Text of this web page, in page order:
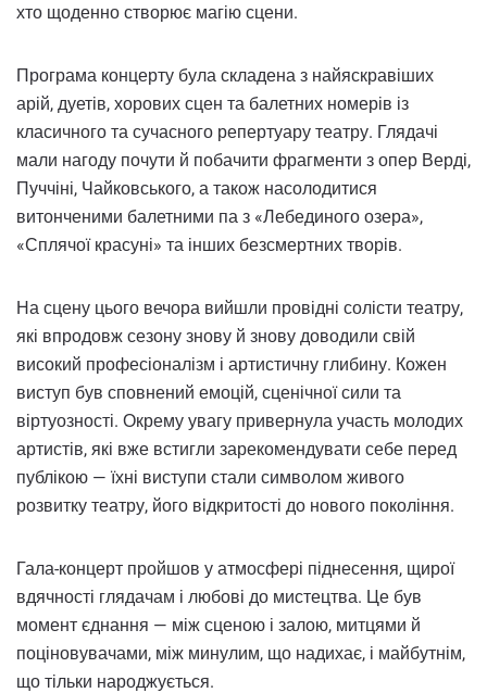
хто щоденно створює магію сцени.
Програма концерту була складена з найяскравіших
арій, дуетів, хорових сцен та балетних номерів із
класичного та сучасного репертуару театру. Глядачі
мали нагоду почути й побачити фрагменти з опер Верді,
Пуччіні, Чайковського, а також насолодитися
витонченими балетними па з «Лебединого озера»,
«Сплячої красуні» та інших безсмертних творів.
На сцену цього вечора вийшли провідні солісти театру,
які впродовж сезону знову й знову доводили свій
високий професіоналізм і артистичну глибину. Кожен
виступ був сповнений емоцій, сценічної сили та
віртуозності. Окрему увагу привернула участь молодих
артистів, які вже встигли зарекомендувати себе перед
публікою — їхні виступи стали символом живого
розвитку театру, його відкритості до нового покоління.
Гала-концерт пройшов у атмосфері піднесення, щирої
вдячності глядачам і любові до мистецтва. Це був
момент єднання — між сценою і залою, митцями й
поціновувачами, між минулим, що надихає, і майбутнім,
що тільки народжується.